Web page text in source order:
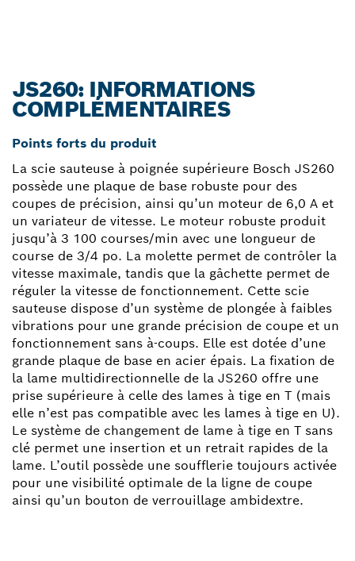
JS260: INFORMATIONS
COMPLÉMENTAIRES
Points forts du produit
La scie sauteuse à poignée supérieure Bosch JS260
possède une plaque de base robuste pour des
coupes de précision, ainsi qu’un moteur de 6,0 A et
un variateur de vitesse. Le moteur robuste produit
jusqu’à 3 100 courses/min avec une longueur de
course de 3/4 po. La molette permet de contrôler la
vitesse maximale, tandis que la gâchette permet de
réguler la vitesse de fonctionnement. Cette scie
sauteuse dispose d’un système de plongée à faibles
vibrations pour une grande précision de coupe et un
fonctionnement sans à-coups. Elle est dotée d’une
grande plaque de base en acier épais. La fixation de
la lame multidirectionnelle de la JS260 offre une
prise supérieure à celle des lames à tige en T (mais
elle n’est pas compatible avec les lames à tige en U).
Le système de changement de lame à tige en T sans
clé permet une insertion et un retrait rapides de la
lame. L’outil possède une soufflerie toujours activée
pour une visibilité optimale de la ligne de coupe
ainsi qu’un bouton de verrouillage ambidextre.